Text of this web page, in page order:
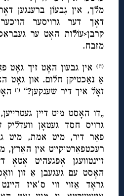
מלך, אין גִבעוֹן ברענגען
דאָך דער גרויסער
קרבן⸗עוֹלות האָט ער
מזבח.
(ה) אין גבעון האָט זיך גאָט
אַ נאַכטיקן חלום. און גאָט
זאָל איך דיר שענקען?“(ו)
„דו האָסט מיט דיין
גרויס חסד געטאָן וועדליק
פאַר דיר, מיט אמת, מיט
רעכטפאַרטיקייט אין האַרץ,
זיינטוועגן אָפּגעהיט
האָסט עם געגעבן אַ זון
גראָד אַזוי ווי ס′איז